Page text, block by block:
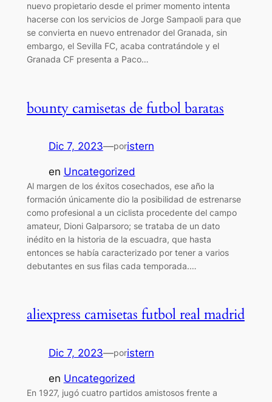
nuevo propietario desde el primer momento intenta
hacerse con los servicios de Jorge Sampaoli para que
se convierta en nuevo entrenador del Granada, sin
embargo, el Sevilla FC, acaba contratándole y el
Granada CF presenta a Paco…
bounty camisetas de futbol baratas
Dic 7, 2023—poristern
en Uncategorized
Al margen de los éxitos cosechados, ese año la
formación únicamente dio la posibilidad de estrenarse
como profesional a un ciclista procedente del campo
amateur, Dioni Galparsoro; se trataba de un dato
inédito en la historia de la escuadra, que hasta
entonces se había caracterizado por tener a varios
debutantes en sus filas cada temporada.…
aliexpress camisetas futbol real madrid
Dic 7, 2023—poristern
en Uncategorized
En 1927, jugó cuatro partidos amistosos frente a